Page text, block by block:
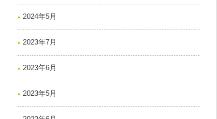
2024年5月
2023年7月
2023年6月
2023年5月